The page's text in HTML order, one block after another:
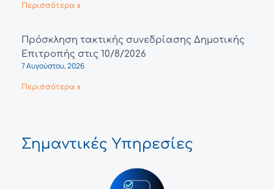
Περισσότερα »
Πρόσκληση τακτικής συνεδρίασης Δημοτικής
Επιτροπής στις 10/8/2026
7 Αυγούστου, 2026
Περισσότερα »
Σημαντικές Υπηρεσίες